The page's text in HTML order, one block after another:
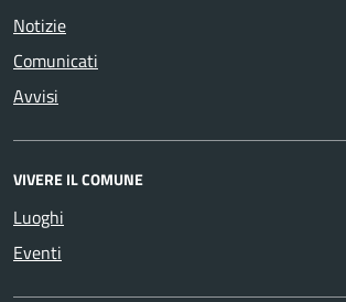
Notizie
Comunicati
Avvisi
VIVERE IL COMUNE
Luoghi
Eventi